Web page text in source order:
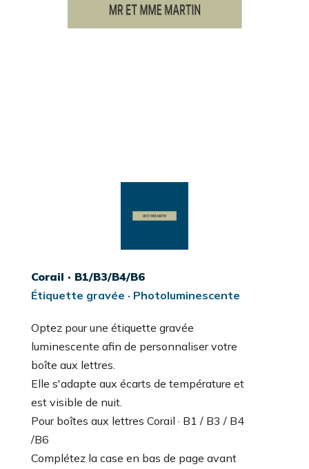
Corail · B1/B3/B4/B6
Étiquette gravée · Photoluminescente
Optez pour une étiquette gravée
luminescente afin de personnaliser votre
boîte aux lettres.
Elle s'adapte aux écarts de température et
est visible de nuit.
Pour boîtes aux lettres Corail · B1 / B3 / B4
/B6
Complétez la case en bas de page avant